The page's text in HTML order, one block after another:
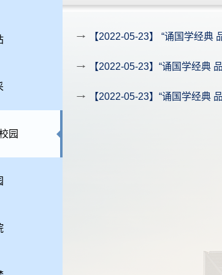
园
【2022-05-23】 “诵国学经典
【2022-05-23】“诵国学经典
【2022-05-23】“诵国学经典